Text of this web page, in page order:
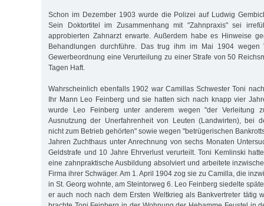
Schon im Dezember 1903 wurde die Polizei auf Ludwig
Sein Doktortitel im Zusammenhang mit "Zahnpraxis" sei
approbierten Zahnarzt erwarte. Außerdem habe es Hinweise
Behandlungen durchführe. Das trug ihm im Mai 1904 wegen
Gewerbeordnung eine Verurteilung zu einer Strafe von 50
Tagen Haft.
Wahrscheinlich ebenfalls 1902 war Camillas Schwester Toni
Ihr Mann Leo Feinberg und sie hatten sich nach knapp vier
wurde Leo Feinberg unter anderem wegen "der Verleitung
Ausnutzung der Unerfahrenheit von Leuten (Landwirten), bei
nicht zum Betrieb gehörten" sowie wegen "betrügerischen
Jahren Zuchthaus unter Anrechnung von sechs Monaten
Geldstrafe und 10 Jahre Ehrverlust verurteilt. Toni Kemlinski
eine zahnpraktische Ausbildung absolviert und arbeitete
Firma ihrer Schwäger. Am 1. April 1904 zog sie zu Camilla, die
in St. Georg wohnte, am Steintorweg 6. Leo Feinberg siedelte
er auch noch nach dem Ersten Weltkrieg als Bankvertreter tätig